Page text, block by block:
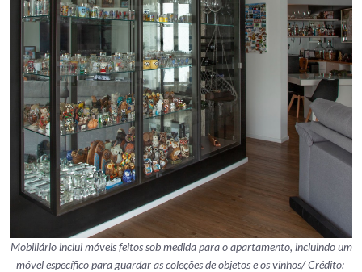
Mobiliário inclui móveis feitos sob medida para o apartamento, incluindo um
móvel específico para guardar as coleções de objetos e os vinhos/ Crédito: